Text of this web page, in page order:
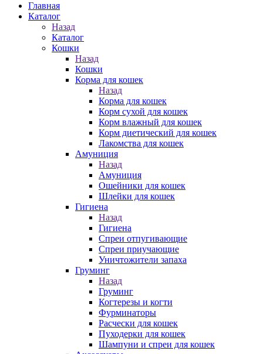
Главная
Каталог
Назад
Каталог
Кошки
Назад
Кошки
Корма для кошек
Назад
Корма для кошек
Корм сухой для кошек
Корм влажный для кошек
Корм диетический для кошек
Лакомства для кошек
Амуниция
Назад
Амуниция
Ошейники для кошек
Шлейки для кошек
Гигиена
Назад
Гигиена
Спреи отпугивающие
Спреи приучающие
Уничтожители запаха
Груминг
Назад
Груминг
Когтерезы и когти
Фурминаторы
Расчески для кошек
Пуходерки для кошек
Шампуни и спреи для кошек